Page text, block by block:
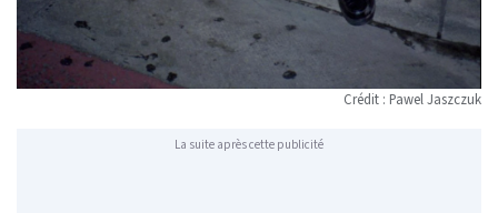
Crédit : Pawel Jaszczuk
La suite après cette publicité